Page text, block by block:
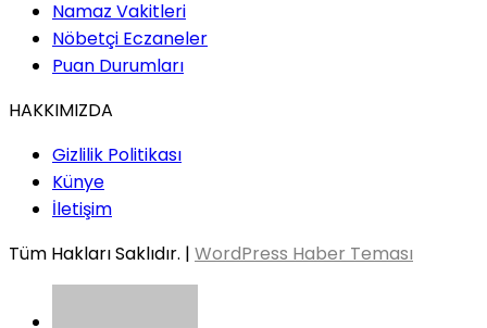
Namaz Vakitleri
Nöbetçi Eczaneler
Puan Durumları
HAKKIMIZDA
Gizlilik Politikası
Künye
İletişim
Tüm Hakları Saklıdır. | WordPress Haber Teması